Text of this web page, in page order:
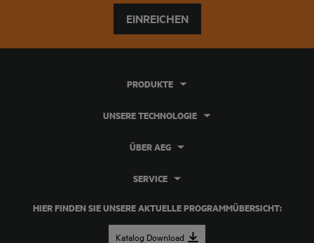
EINREICHEN
HIER FINDEN SIE UNSERE AKTUELLE PROGRAMMÜBERSICHT:
Katalog Download
PRODUKTE
UNSERE TECHNOLOGIE
ÜBER AEG
SERVICE